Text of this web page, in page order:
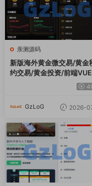
亲测源码
新版海外黄金微交易/黄金
约交易/黄金投资/前端VUE
GzLoG 2026-